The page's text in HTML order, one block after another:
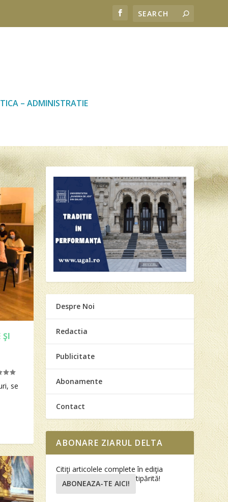
– ADMINISTRATIE
ŞI
se
Despre Noi
Redactia
Publicitate
Abonamente
Contact
ABONARE ZIARUL DELTA
Citiţi articolele complete în ediţia
tipărită!
ABONEAZA-TE AICI!